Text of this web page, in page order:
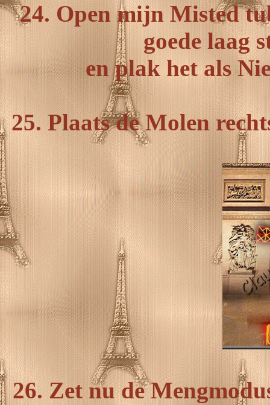
24. Open mijn Misted
goede laag
en plak het als
25. Plaats de Molen
26. Zet nu de